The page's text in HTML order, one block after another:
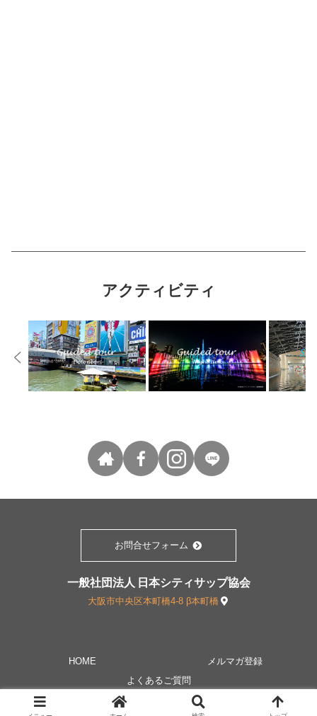
アクティビティ
お問合せフォーム
一般社団法人 日本シティサップ協会
大阪市中央区本町橋4-8 β本町橋
HOME
メルマガ登録
よくあるご質問
©︎ Copyright 2019｜CitySUP